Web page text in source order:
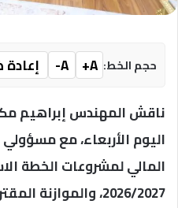
حجم الخط: A+
A-
ناقش المهندس إبراهيم
اليوم الأربعاء، مع
المالي لمشروعات الخطة
2026/2027،